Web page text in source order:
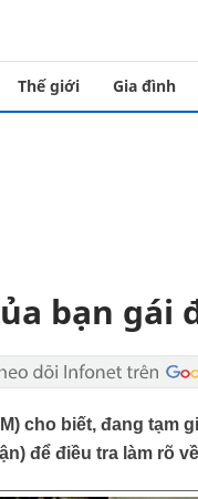
Thế giới Gia đình
bạn gái
cho biết, đang
để điều tra làm rõ